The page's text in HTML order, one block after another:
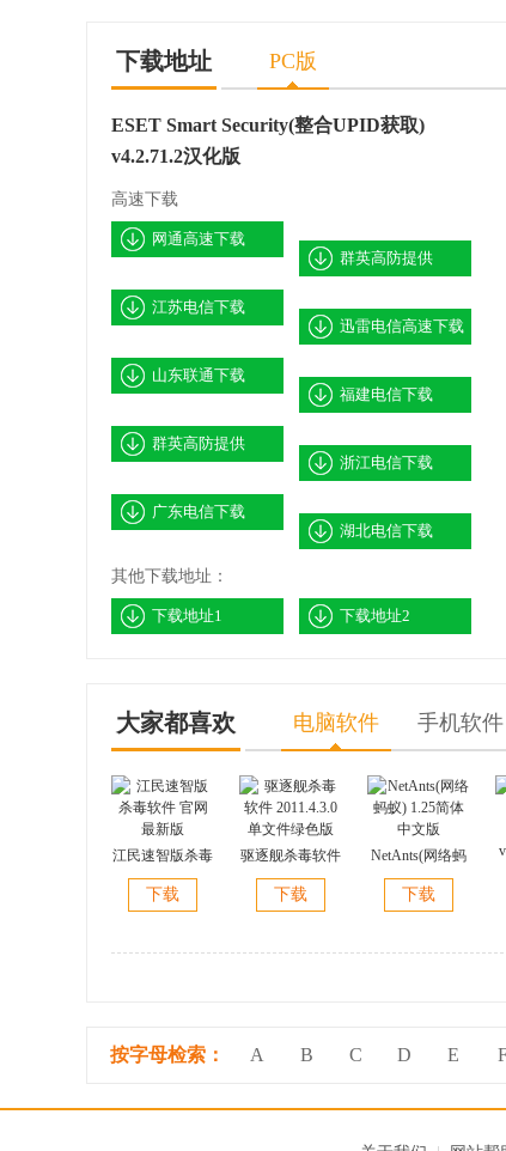
下载地址 PC版
ESET Smart Security(整合UPID获取)
v4.2.71.2汉化版
高速下载
网通高速下载
群英高防提供
江苏电信下载
迅雷电信高速下载
山东联通下载
福建电信下载
群英高防提供
浙江电信下载
广东电信下载
湖北电信下载
其他下载地址：
下载地址1 下载地址2
大家都喜欢 电脑软件 手机软件
江民速智版杀毒
软件 官网最新
版
下载
驱逐舰杀毒软件
2011.4.3.0单文
件绿色版
下载
NetAnts(网络蚂
蚁) 1.25简体中
文版
下载
按字母检索： A B C D E